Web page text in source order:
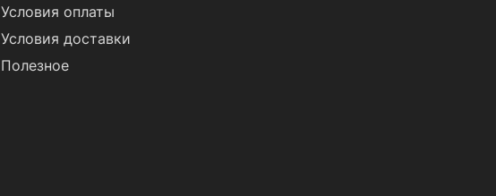
Условия оплаты
Условия доставки
Полезное